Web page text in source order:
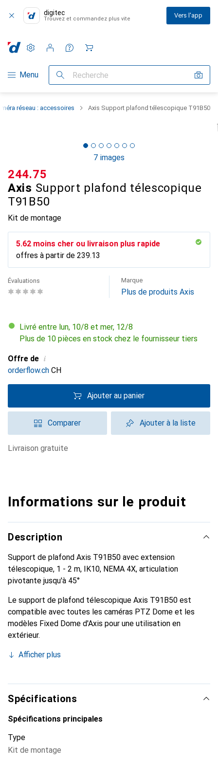
digitec
Trouvez et commandez plus vite Vers l'app
Navigation par catégorie
Menu Recherche
Paramètres
Compte client
Listes de comparaison
Listes d'envies
Panier
réseau : accessoires Axis Support plafond télescopique T91B50
7 images
Axis Support plafond télescopique
T91B50
Kit de montage
CHF
244.75
CHF
5.62 moins cher ou livraison plus rapide
offres à partir de CHF
239.13
Évaluations Marque
Plus de produits Axis
Livré entre lun, 10/8 et mer, 12/8
Plus de 10 pièces en stock chez le fournisseur tiers
Offre de i
orderflow.ch CH
Ajouter au panier
Comparer Ajouter à la liste
livraison gratuite
Informations sur le produit
Description
Support de plafond Axis T91B50 avec extension
télescopique, 1 - 2 m, IK10, NEMA 4X, articulation
pivotante jusqu'à 45°
Le support de plafond télescopique Axis T91B50 est
compatible avec toutes les caméras PTZ Dome et les
modèles Fixed Dome d'Axis pour une utilisation en
extérieur.
Afficher plus
Spécifications
Spécifications principales
Type
Kit de montage